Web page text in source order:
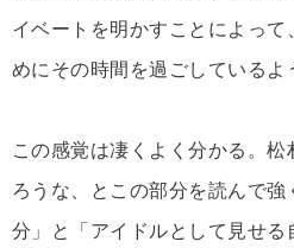
イベートを明かすことによって
めにその時間を過ごしているよ
この感覚は凄くよく分かる。
ろうな、とこの部分を読んで強
分」と「アイドルとして見せ